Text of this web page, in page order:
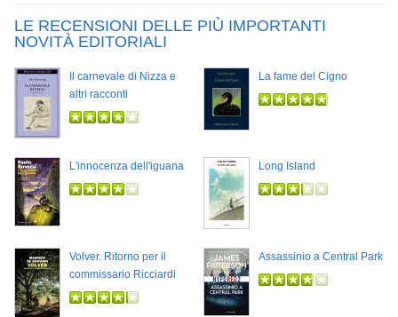
LE RECENSIONI DELLE PIÙ IMPORTANTI
NOVITÀ EDITORIALI
Il carnevale di Nizza e
altri racconti
La fame del Cigno
L'innocenza dell'iguana Long Island
Volver. Ritorno per il
commissario Ricciardi
Assassinio a Central Park